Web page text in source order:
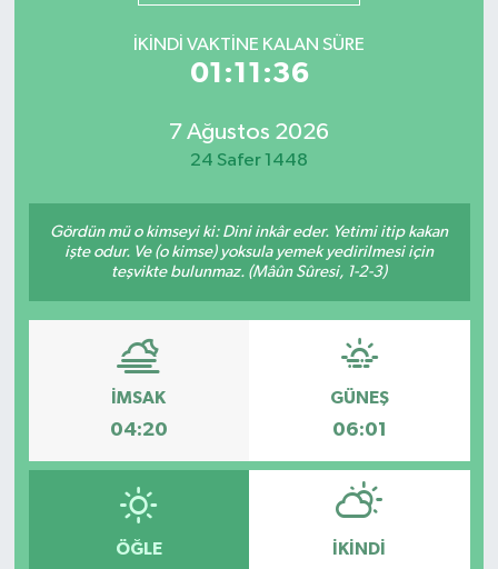
İKINDI VAKTINE KALAN SÜRE
01:11:36
7 Ağustos 2026
24 Safer 1448
Gördün mü o kimseyi ki: Dini inkâr eder. Yetimi itip kakan
işte odur. Ve (o kimse) yoksula yemek yedirilmesi için
teşvikte bulunmaz. (Mâûn Sûresi, 1-2-3)
İMSAK
04:20
GÜNEŞ
06:01
ÖĞLE İKINDI